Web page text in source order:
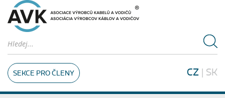
SEKCE PRO ČLENY CZ | SK